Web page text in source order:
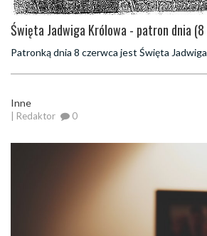
Święta Jadwiga Królowa - patron dnia
Patronką dnia 8 czerwca jest Święta
Inne
| Redaktor 0